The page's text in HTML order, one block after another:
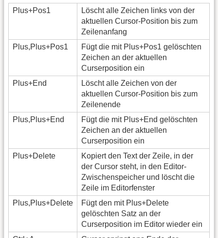
Plus+Pos1
Löscht alle Zeichen links von der
aktuellen Cursor-Position bis zum
Zeilenanfang
Plus,Plus+Pos1
Fügt die mit Plus+Pos1 gelöschten
Zeichen an der aktuellen
Curserposition ein
Plus+End
Löscht alle Zeichen von der
aktuellen Cursor-Position bis zum
Zeilenende
Plus,Plus+End
Fügt die mit Plus+End gelöschten
Zeichen an der aktuellen
Curserposition ein
Plus+Delete
Kopiert den Text der Zeile, in der
der Cursor steht, in den Editor-
Zwischenspeicher und löscht die
Zeile im Editorfenster
Plus,Plus+Delete
Fügt den mit Plus+Delete
gelöschten Satz an der
Curserposition im Editor wieder ein